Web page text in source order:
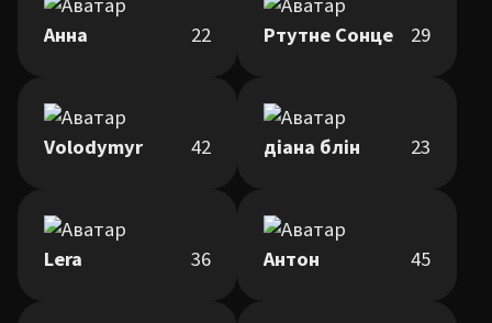
Анна 22 Ртутне Сонце 29
Volodymyr 42 діана блін 23
Lera 36 Антон 45